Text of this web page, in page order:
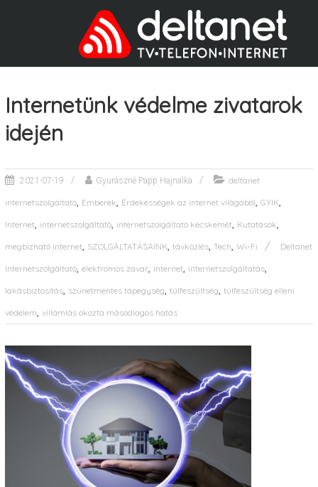
Internetünk védelme zivatarok
idején
2021-07-19 Gyurászné Papp Hajnalka deltanet
internetszolgáltató, Emberek, Érdekességek az internet világából, GYIK,
Internet, internetszolgáltató, internetszolgáltató kecskemét, Kutatások,
megbízható internet, SZOLGÁLTATÁSAINK, távközlés, Tech, Wi-Fi Deltanet
Internetszolgáltató, elektromos zavar, internet, internetszolgáltatás,
lakásbiztosítás, szünetmentes tápegység, túlfeszültség, túlfeszültség elleni
védelem, villámlás okozta másodlagos hatás